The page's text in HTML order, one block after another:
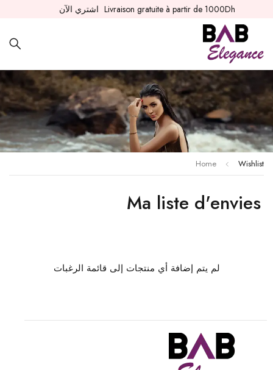
Livraison gratuite à partir de 1000Dh اشتري الآن
Home Wishlist
Ma liste d'envies
لم يتم إضافة أي منتجات إلى قائمة الرغبات